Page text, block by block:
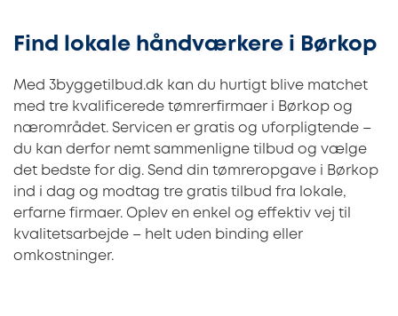
Find lokale håndværkere i Børkop
Med 3byggetilbud.dk kan du hurtigt blive matchet
med tre kvalificerede tømrerfirmaer i Børkop og
nærområdet. Servicen er gratis og uforpligtende –
du kan derfor nemt sammenligne tilbud og vælge
det bedste for dig. Send din tømreropgave i Børkop
ind i dag og modtag tre gratis tilbud fra lokale,
erfarne firmaer. Oplev en enkel og effektiv vej til
kvalitetsarbejde – helt uden binding eller
omkostninger.